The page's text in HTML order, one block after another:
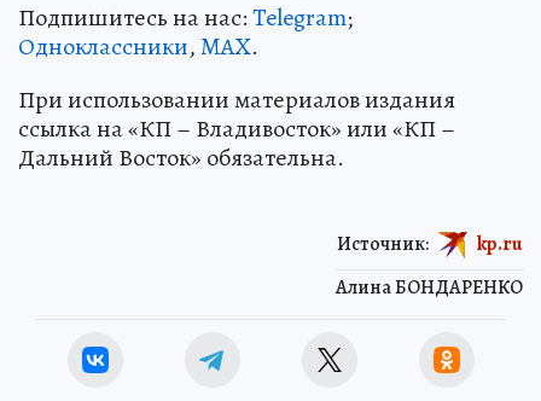
Подпишитесь на нас:Telegram;
Одноклассники,MAX.
При использовании материалов издания
ссылка на «КП – Владивосток» или «КП –
Дальний Восток» обязательна.
Алина БОНДАРЕНКО
Источник: kp.ru